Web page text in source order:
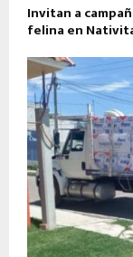
Invitan a
felina en